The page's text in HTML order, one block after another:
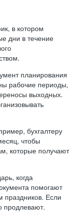
в котором
дни в течение
планирования
рабочие периоды,
выходных.
бухгалтеру
чтобы
которые получают
когда
помогают
праздников. Если
продлевают.